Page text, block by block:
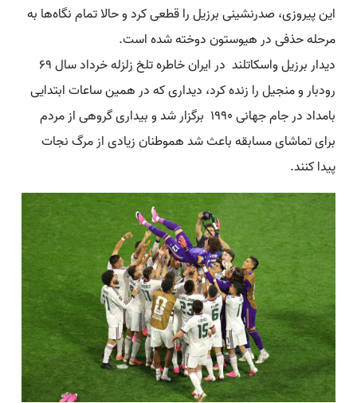
این پیروزی، صدرنشینی برزیل را قطعی کرد و حالا تمام نگاه‌ها به
مرحله حذفی در هیوستون دوخته شده است.
دیدار برزیل واسکاتلند در ایران خاطره تلخ زلزله خرداد سال 69
رودبار و منجیل را زنده کرد، دیداری که در همین ساعات ابتدایی
بامداد در جام جهانی 1990 برگزار شد و بیداری گروهی از مردم
برای تماشای مسابقه باعث شد هموطنان زیادی از مرگ نجات
پیدا کنند.